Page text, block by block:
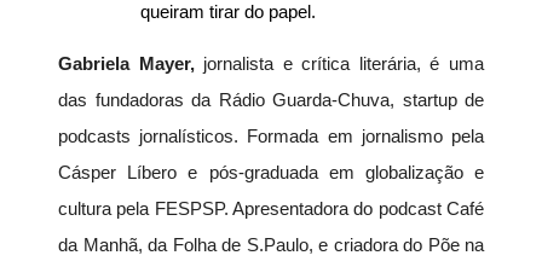
queiram tirar do papel.
Gabriela Mayer, jornalista e crítica literária, é uma
das fundadoras da Rádio Guarda-Chuva, startup de
podcasts jornalísticos. Formada em jornalismo pela
Cásper Líbero e pós-graduada em globalização e
cultura pela FESPSP. Apresentadora do podcast Café
da Manhã, da Folha de S.Paulo, e criadora do Põe na